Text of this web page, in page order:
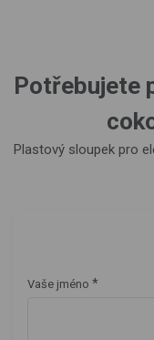
Potřebujete
Plastový sloupek pro
Vaše jméno *